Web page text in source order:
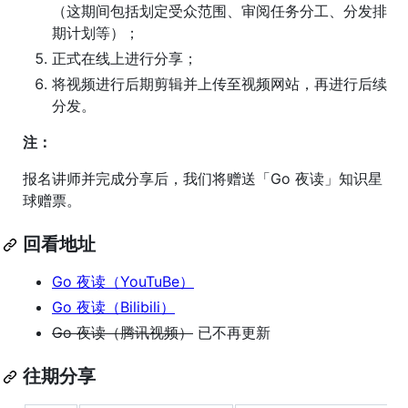
（这期间包括划定受众范围、审阅任务分工、分发排
期计划等）；
正式在线上进行分享；
将视频进行后期剪辑并上传至视频网站，再进行后续
分发。
注：
报名讲师并完成分享后，我们将赠送「Go 夜读」知识星
球赠票。
回看地址
Go 夜读（YouTuBe）
Go 夜读（Bilibili）
Go 夜读（腾讯视频） 已不再更新
往期分享